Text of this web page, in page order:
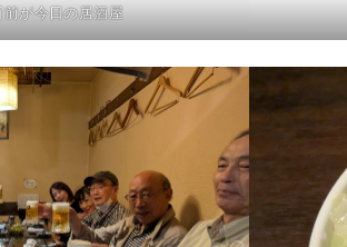
が今日の居酒屋